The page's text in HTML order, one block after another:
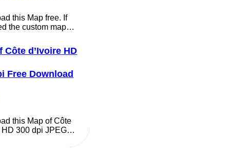
this Map free. If
the custom map…
Côte d’Ivoire HD
Free Download
this Map of Côte
HD 300 dpi JPEG…